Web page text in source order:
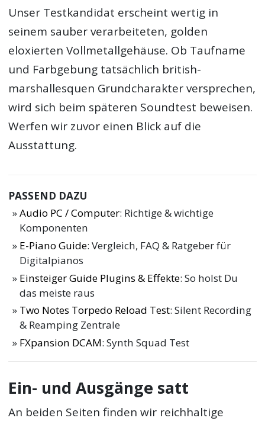
Unser Testkandidat erscheint wertig in
seinem sauber verarbeiteten, golden
eloxierten Vollmetallgehäuse. Ob Taufname
und Farbgebung tatsächlich british-
marshallesquen Grundcharakter versprechen,
wird sich beim späteren Soundtest beweisen.
Werfen wir zuvor einen Blick auf die
Ausstattung.
PASSEND DAZU
Audio PC / Computer: Richtige & wichtige
Komponenten
E-Piano Guide: Vergleich, FAQ & Ratgeber für
Digitalpianos
Einsteiger Guide Plugins & Effekte: So holst Du
das meiste raus
Two Notes Torpedo Reload Test: Silent Recording
& Reamping Zentrale
FXpansion DCAM: Synth Squad Test
Ein- und Ausgänge satt
An beiden Seiten finden wir reichhaltige